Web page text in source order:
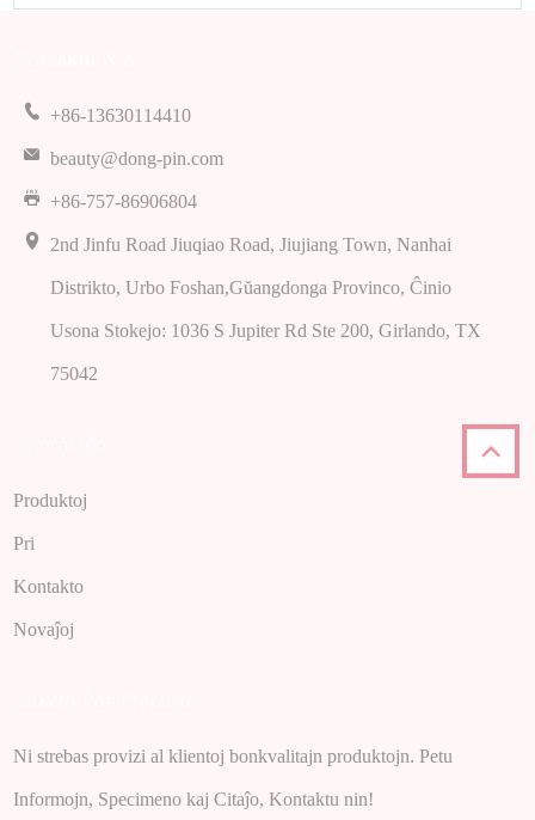
+86-13630114410
beauty@dong-pin.com
+86-757-86906804
2nd Jinfu Road Jiuqiao Road, Jiujiang Town, Nanhai
Distrikto, Urbo Foshan,Gŭangdonga Provinco, Ĉinio
Usona Stokejo: 1036 S Jupiter Rd Ste 200, Girlando, TX
75042
Produktoj
Pri
Kontakto
Novaĵoj
Ni strebas provizi al klientoj bonkvalitajn produktojn. Petu
Informojn, Specimeno kaj Citaĵo, Kontaktu nin!